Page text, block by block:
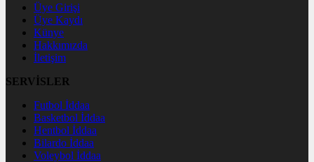
Üye Girişi
Üye Kaydı
Künye
Hakkımızda
İletişim
SERVİSLER
Futbol İddaa
Basketbol İddaa
Hentbol İddaa
Bilardo İddaa
Voleybol İddaa